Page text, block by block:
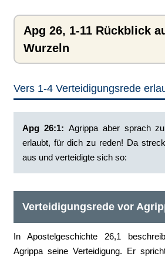
Apg 26, 1-11 Rückblick
Wurzeln
Vers 1-4 Verteidigungsrede
Apg 26:1: ‭Agrippa aber sprach
erlaubt, für dich zu reden! Da
aus und verteidigte sich so:
Verteidigungsrede vor
In Apostelgeschichte 26,1
Agrippa seine Verteidigung. Er